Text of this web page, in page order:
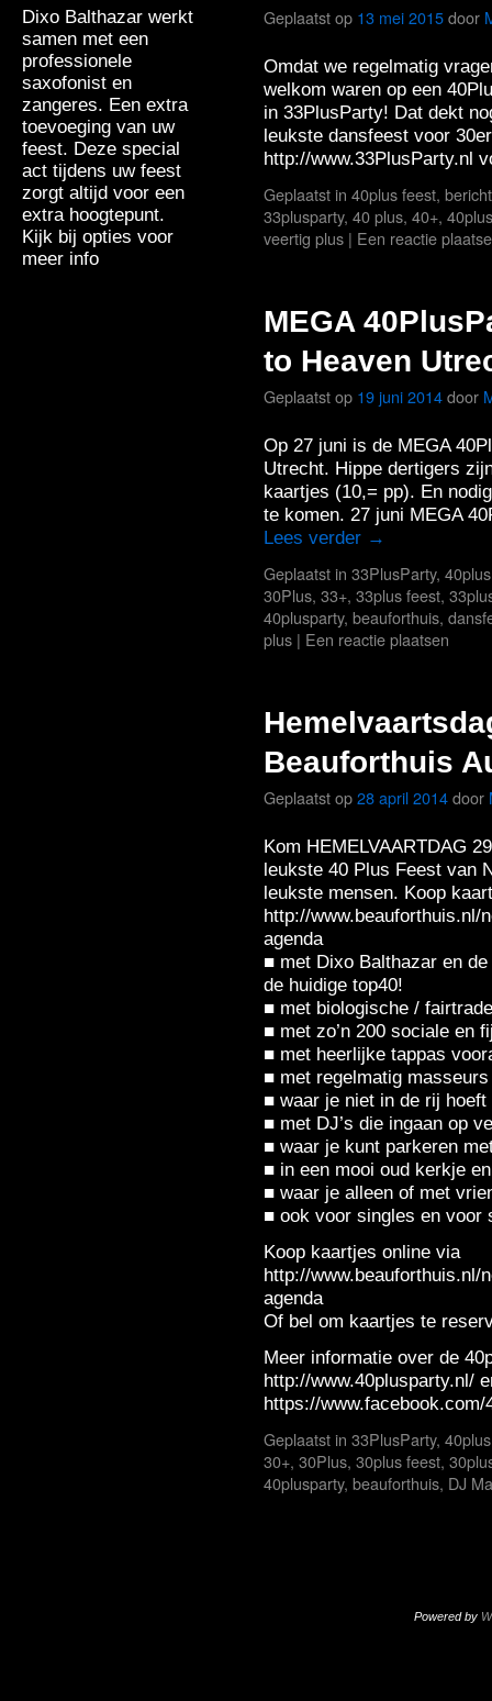
Dixo Balthazar werkt
samen met een
professionele
saxofonist en
zangeres. Een extra
toevoeging van uw
feest. Deze special
act tijdens uw feest
zorgt altijd voor een
extra hoogtepunt.
Kijk bij opties voor
meer info
Geplaatst op 13 mei 2015door
Omdat we regelmatig
welkom waren op een
in 33PlusParty! Dat dekt
leukste dansfeest voor
http://www.33PlusParty.nl
Geplaatst in 40plus feest,
33plusparty, 40 plus, 40+, 40plus
veertig plus | Een reactie
MEGA
to Heaven
Geplaatst op 19 juni 2014door
Op 27 juni is de MEGA
Utrecht. Hippe dertigers
kaartjes (10,= pp). En
te komen. 27 juni MEGA
Lees verder →
Geplaatst in 33PlusParty,
30Plus, 33+, 33plus feest,
40plusparty, beauforthuis,
plus | Een reactie plaatsen
Beauforthuis
Geplaatst op28 april 2014door
Kom HEMELVAARTDAG
leukste 40 Plus Feest van
leukste mensen. Koop
http://www.beauforthuis.nl/
agenda
■ met Dixo Balthazar en
de huidige top40!
■ met biologische /
■ met zo’n 200 sociale en
■ met heerlijke tappas
■ met regelmatig
■ waar je niet in de rij hoeft
■ met DJ’s die ingaan op
■ waar je kunt parkeren
■ in een mooi oud kerkje
■ waar je alleen of met
■ ook voor singles en voor
Koop kaartjes online via
http://www.beauforthuis.nl/
agenda
Of bel om kaartjes te
Meer informatie over de
http://www.40plusparty.nl/
https://
Geplaatst in 33PlusParty,
30+, 30Plus, 30plus feest,
40plusparty, beauforthuis, DJ
Powered by